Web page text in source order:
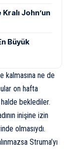
John’un
Büyük
kalmasına ne de
on hafta
beklediler.
inişine izin
olmasıydı.
Struma’yı